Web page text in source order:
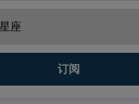
订阅